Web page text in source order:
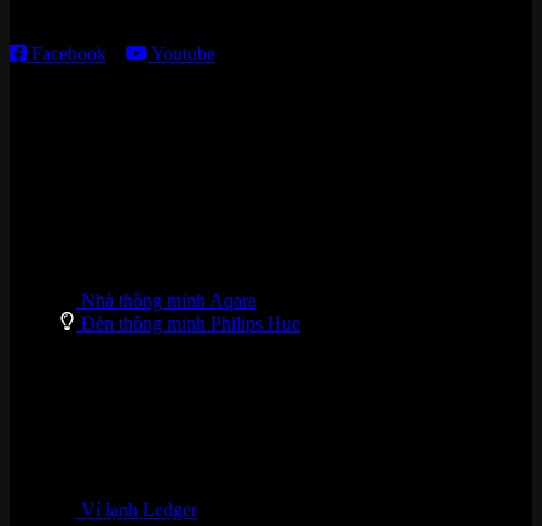
Facebook
Youtube
Nhà thông minh Aqara
Đèn thông minh Philips Hue
Ví lạnh Ledger